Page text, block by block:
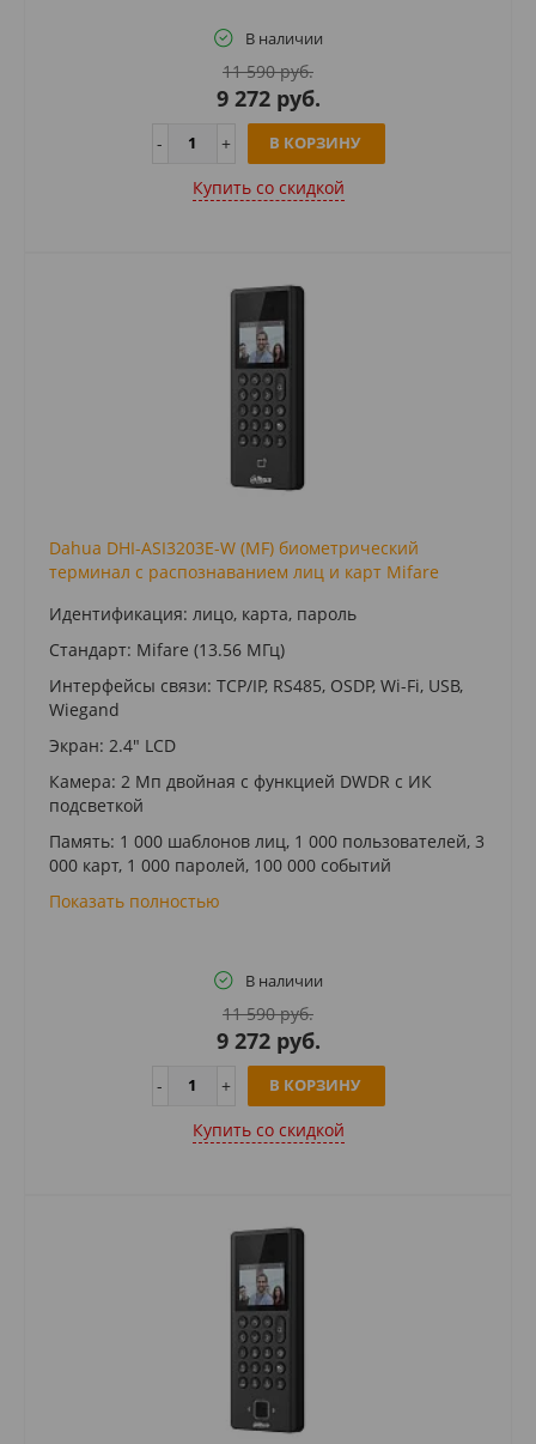
В наличии
11 590 руб.
9 272 руб.
В КОРЗИНУ
Купить cо скидкой
Dahua DHI-ASI3203E-W (MF) биометрический
терминал с распознаванием лиц и карт Mifare
Идентификация: лицо, карта, пароль
Стандарт: Mifare (13.56 МГц)
Интерфейсы связи: TCP/IP, RS485, OSDP, Wi-Fi, USB,
Wiegand
Экран: 2.4" LCD
Камера: 2 Мп двойная с функцией DWDR с ИК
подсветкой
Память: 1 000 шаблонов лиц, 1 000 пользователей, 3
000 карт, 1 000 паролей, 100 000 событий
Показать полностью
В наличии
11 590 руб.
9 272 руб.
В КОРЗИНУ
Купить cо скидкой